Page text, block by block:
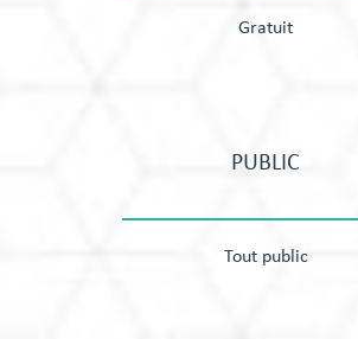
Gratuit
PUBLIC
Tout public